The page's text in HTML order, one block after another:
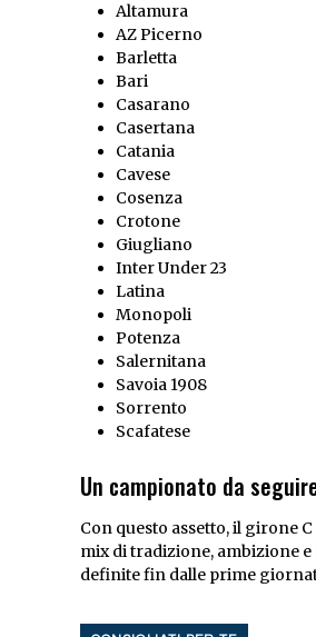
Altamura
AZ Picerno
Barletta
Bari
Casarano
Casertana
Catania
Cavese
Cosenza
Crotone
Giugliano
Inter Under 23
Latina
Monopoli
Potenza
Salernitana
Savoia 1908
Sorrento
Scafatese
Un campionato da
Con questo assetto, il girone
mix di tradizione, ambizione
definite fin dalle prime